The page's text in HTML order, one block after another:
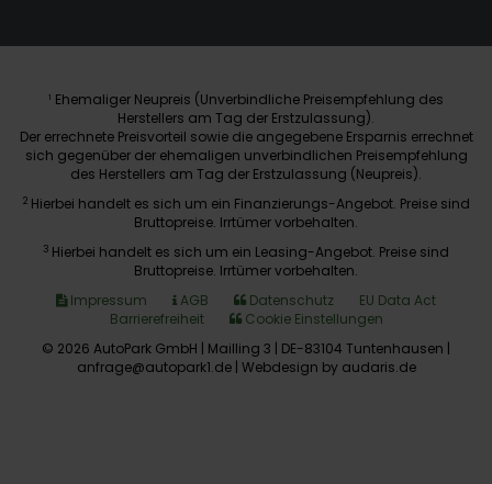
1 Ehemaliger Neupreis (Unverbindliche Preisempfehlung des
Herstellers am Tag der Erstzulassung).
Der errechnete Preisvorteil sowie die angegebene Ersparnis errechnet
sich gegenüber der ehemaligen unverbindlichen Preisempfehlung
des Herstellers am Tag der Erstzulassung (Neupreis).
2 Hierbei handelt es sich um ein Finanzierungs-Angebot. Preise sind
Bruttopreise. Irrtümer vorbehalten.
3 Hierbei handelt es sich um ein Leasing-Angebot. Preise sind
Bruttopreise. Irrtümer vorbehalten.
Impressum
AGB Datenschutz
EU Data Act
Barrierefreiheit
Cookie Einstellungen
© 2026 AutoPark GmbH | Mailling 3 | DE-83104 Tuntenhausen |
anfrage@autopark1.de | Webdesign by audaris.de